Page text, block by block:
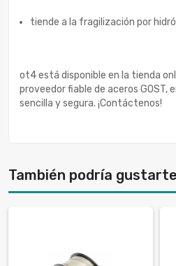
tiende a la fragilización por
ot4 está disponible en la tienda
proveedor fiable de aceros GOST,
sencilla y segura. ¡Contáctenos!
También podría gustarte